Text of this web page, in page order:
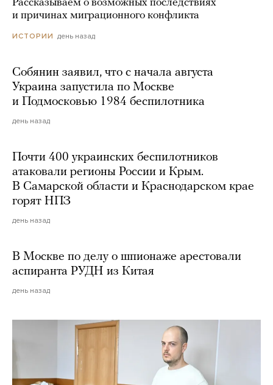
Рассказываем о возможных последствиях
и причинах миграционного конфликта
ИСТОРИИ день назад
Собянин заявил, что с начала августа
Украина запустила по Москве
и Подмосковью 1984 беспилотника
день назад
Почти 400 украинских беспилотников
атаковали регионы России и Крым.
В Самарской области и Краснодарском крае
горят НПЗ
день назад
В Москве по делу о шпионаже арестовали
аспиранта РУДН из Китая
день назад